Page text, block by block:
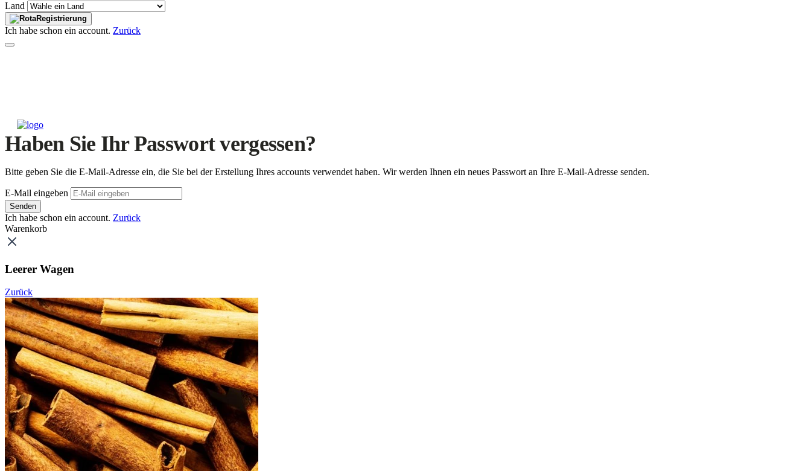
Land
Registrierung
Ich habe schon ein account. Zurück
Haben Sie Ihr Passwort vergessen?
Bitte geben Sie die E-Mail-Adresse ein, die Sie bei der Erstellung Ihres accounts verwendet haben. Wir werden Ihnen ein neues Passwort an Ihre E-Mail-Adresse senden.
E-Mail eingeben
Senden
Ich habe schon ein account. Zurück
Warenkorb
Leerer Wagen
Zurück